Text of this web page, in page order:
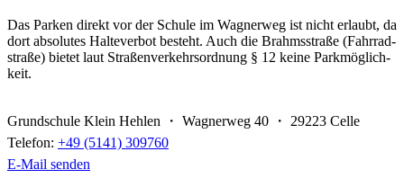
Das Par­ken di­rekt vor der Schu­le im Wag­ner­weg ist nicht er­laubt, da
dort ab­so­lu­tes Hal­te­ver­bot be­steht. Auch die Brahms­stra­ße (Fahr­rad­
stra­ße) bie­tet laut Stra­ßen­ver­kehrs­ord­nung § 12 kei­ne Park­mög­lich­
keit.
Grundschule Klein Hehlen ・ Wagnerweg 40 ・ 29223 Celle
Telefon: +49 (5141) 309760
E-Mail senden